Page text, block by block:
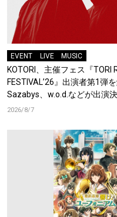
EVENT LIVE MUSIC
KOTORI、主催フェス『TORI
FESTIVAL’26』出演者第1弾
Sazabys、w.o.d.などが出演決
2026/8/7